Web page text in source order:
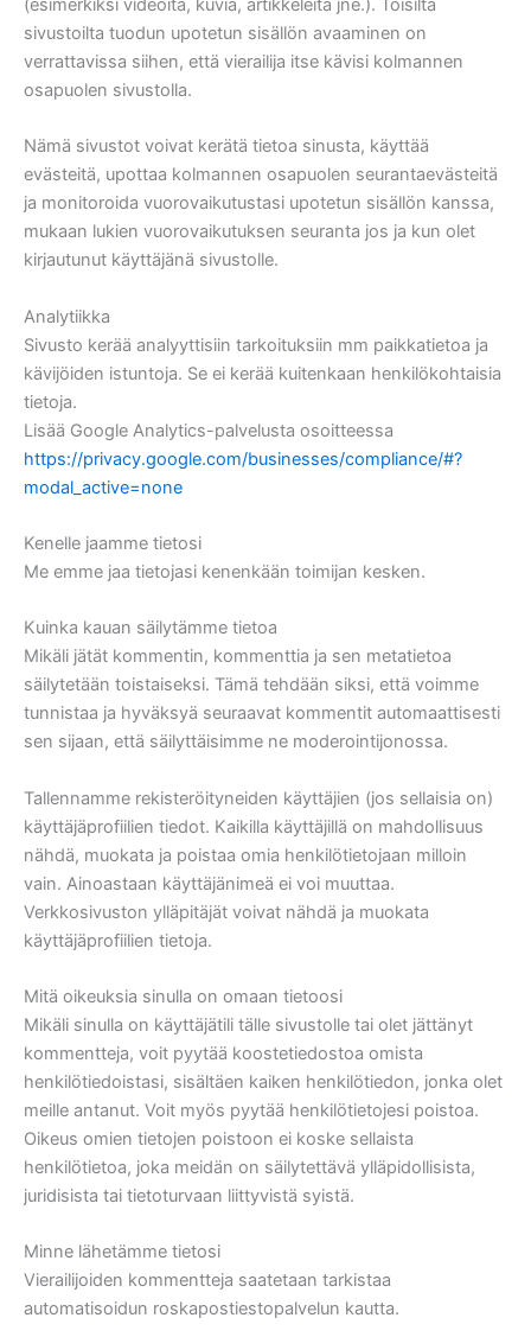
(esimerkiksi videoita, kuvia, artikkeleita jne.). Toisilta
sivustoilta tuodun upotetun sisällön avaaminen on
verrattavissa siihen, että vierailija itse kävisi kolmannen
osapuolen sivustolla.
Nämä sivustot voivat kerätä tietoa sinusta, käyttää
evästeitä, upottaa kolmannen osapuolen seurantaevästeitä
ja monitoroida vuorovaikutustasi upotetun sisällön kanssa,
mukaan lukien vuorovaikutuksen seuranta jos ja kun olet
kirjautunut käyttäjänä sivustolle.
Analytiikka
Sivusto kerää analyyttisiin tarkoituksiin mm paikkatietoa ja
kävijöiden istuntoja. Se ei kerää kuitenkaan henkilökohtaisia
tietoja.
Lisää Google Analytics-palvelusta osoitteessa
https://privacy.google.com/businesses/compliance/#?
modal_active=none
Kenelle jaamme tietosi
Me emme jaa tietojasi kenenkään toimijan kesken.
Kuinka kauan säilytämme tietoa
Mikäli jätät kommentin, kommenttia ja sen metatietoa
säilytetään toistaiseksi. Tämä tehdään siksi, että voimme
tunnistaa ja hyväksyä seuraavat kommentit automaattisesti
sen sijaan, että säilyttäisimme ne moderointijonossa.
Tallennamme rekisteröityneiden käyttäjien (jos sellaisia on)
käyttäjäprofiilien tiedot. Kaikilla käyttäjillä on mahdollisuus
nähdä, muokata ja poistaa omia henkilötietojaan milloin
vain. Ainoastaan käyttäjänimeä ei voi muuttaa.
Verkkosivuston ylläpitäjät voivat nähdä ja muokata
käyttäjäprofiilien tietoja.
Mitä oikeuksia sinulla on omaan tietoosi
Mikäli sinulla on käyttäjätili tälle sivustolle tai olet jättänyt
kommentteja, voit pyytää koostetiedostoa omista
henkilötiedoistasi, sisältäen kaiken henkilötiedon, jonka olet
meille antanut. Voit myös pyytää henkilötietojesi poistoa.
Oikeus omien tietojen poistoon ei koske sellaista
henkilötietoa, joka meidän on säilytettävä ylläpidollisista,
juridisista tai tietoturvaan liittyvistä syistä.
Minne lähetämme tietosi
Vierailijoiden kommentteja saatetaan tarkistaa
automatisoidun roskapostiestopalvelun kautta.